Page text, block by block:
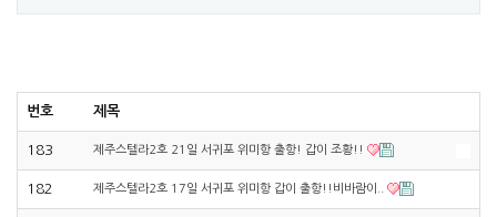
번호 제목
183 제주스텔라2호 21일 서귀포 위미항 출항! 갑이 조황!!
182 제주스텔라2호 17일 서귀포 위미항 갑이 출항!!비바람이..